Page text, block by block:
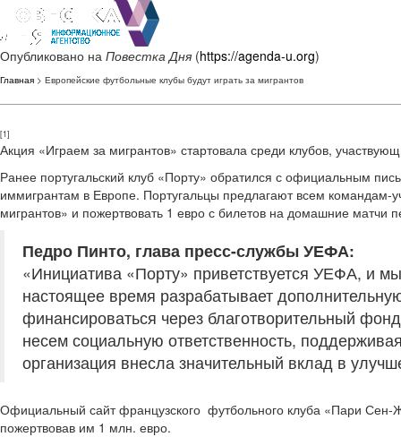
Опубликовано на Повестка Дня (https://agenda-u.org)
Главная > Европейские футбольные клубы будут играть за мигрантов
[1]
Акция «Играем за мигрантов» стартовала среди клубов,
Ранее португальский клуб «Порту» обратился с официальным
иммигрантам в Европе. Португальцы предлагают всем командам-
мигрантов» и пожертвовать 1 евро с билетов на домашние матчи
Педро Пинто, глава пресс-службы УЕФА:
«Инициатива «Порту» приветствуется УЕФА, и
настоящее время разрабатывает
финансироваться через благотворительный
несем социальную ответственность,
организация внесла значительный вклад в
Официальный сайт французского футбольного клуба «Пари
пожертвовав им 1 млн. евро.